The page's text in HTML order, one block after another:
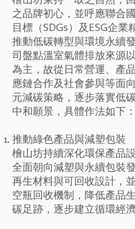
之品牌初心，並呼應聯合
目標（SDGs）及ESG企業
推動低碳轉型與環境永續
司盤點溫室氣體排放來源
為主，故從日常營運、產
應鏈合作及社會參與等面
元減碳策略，逐步落實低
中和願景，具體作法如下：
推動綠色產品與減塑包裝
檜山坊持續深化環保產品
全面朝向減塑與永續包裝
再生材料與可回收設計，
空瓶回收機制，降低產品
碳足跡，逐步建立循環經濟